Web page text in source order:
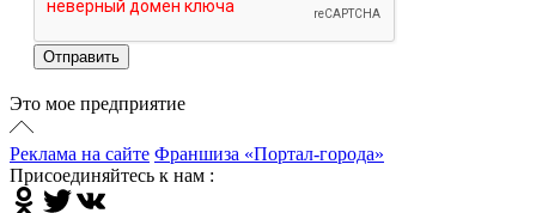
Отправить
Это мое предприятие
Реклама на сайте Франшиза «Портал-города»
Присоединяйтесь к нам :